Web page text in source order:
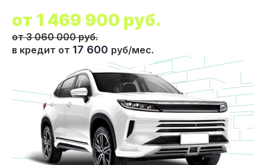
от 1 469 900 руб.
от 3 060 000 руб.
в кредит от 17 600 руб/мес.